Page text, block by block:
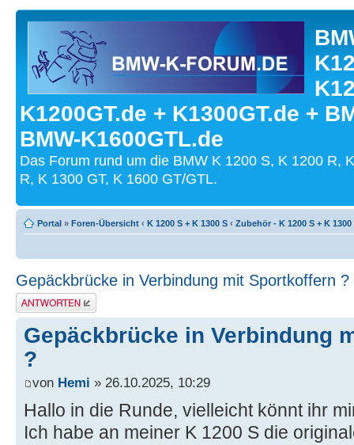
K1200GT.de + K1300GT.de +
BMW-K1600GTL.de
Das Forum rund um die BMW K 1200 S, K 1200 R,
R, K 1300 GT, K 1600 GT/GTL.
Portal » Foren-Übersicht ‹ K 1200 S + K 1300 S ‹ Zubehör - K 1200 S + K 1300
Gepäckbrücke in Verbindung mit Sportkoffern ?
Antwort schreiben
Gepäckbrücke in Verbindung
?
von Hemi » 26.10.2025, 10:29
Hallo in die Runde, vielleicht könnt ihr
Ich habe an meiner K 1200 S die